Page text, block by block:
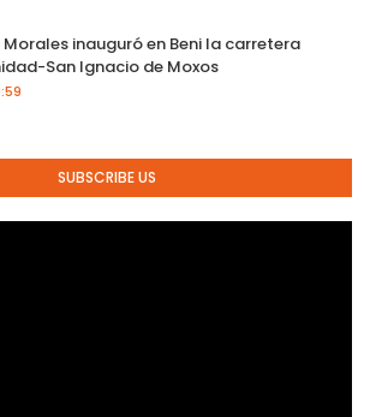
Morales inauguró en Beni la carretera
San Ignacio de Moxos
SUBSCRIBE US